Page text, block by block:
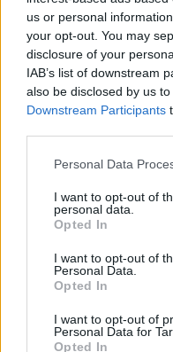
us or personal
your opt-out. You may
disclosure of your
IAB’s list of downstream
also be disclosed by us
Downstream Participants
Personal Data
I want to opt-out of
personal data.
Opted In
I want to opt-out of
Personal Data.
Opted In
I want to opt-out of
Personal Data for
Opted In